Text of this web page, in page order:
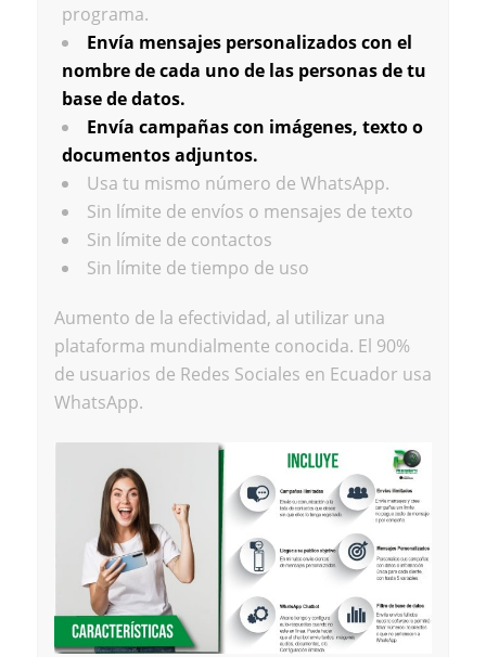
programa.
Envía mensajes personalizados con el
nombre de cada uno de las personas de tu
base de datos.
Envía campañas con imágenes, texto o
documentos adjuntos.
Usa tu mismo número de WhatsApp.
Sin límite de envíos o mensajes de texto
Sin límite de contactos
Sin límite de tiempo de uso
Aumento de la efectividad, al utilizar una
plataforma mundialmente conocida. El 90%
de usuarios de Redes Sociales en Ecuador usa
WhatsApp.